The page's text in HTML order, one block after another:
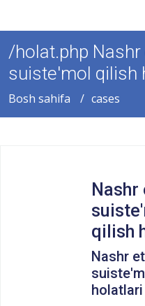
/holat.php
suiste'mol qilish
Bosh sahifa cases
qilish
Nashr
holatlari